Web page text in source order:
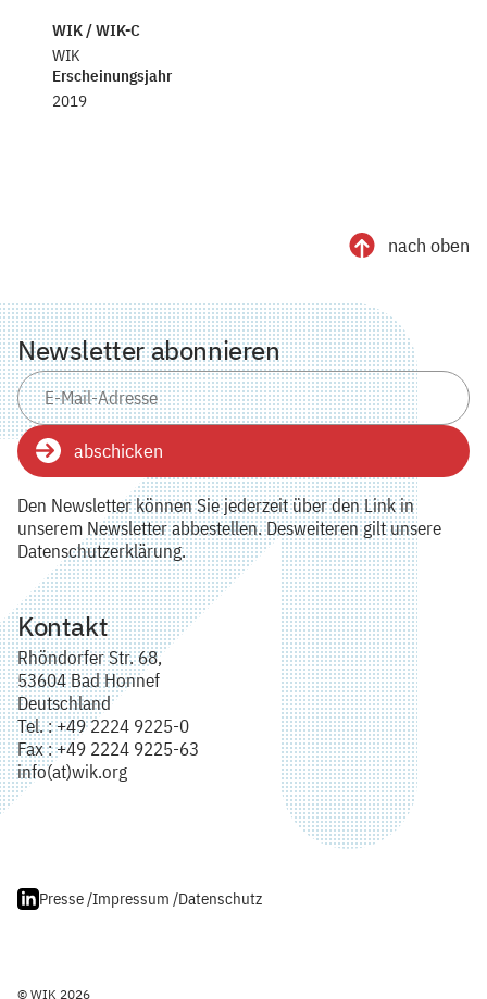
WIK / WIK-C
WIK
Erscheinungsjahr
2019
nach oben
Newsletter abonnieren
abschicken
Den Newsletter können Sie jederzeit über den Link in
unserem Newsletter abbestellen. Desweiteren gilt unsere
Datenschutzerklärung.
Kontakt
Rhöndorfer Str. 68,
53604 Bad Honnef
Deutschland
Tel. : +49 2224 9225-0
Fax : +49 2224 9225-63
info(at)wik.org
Presse /Impressum /Datenschutz
© WIK 2026